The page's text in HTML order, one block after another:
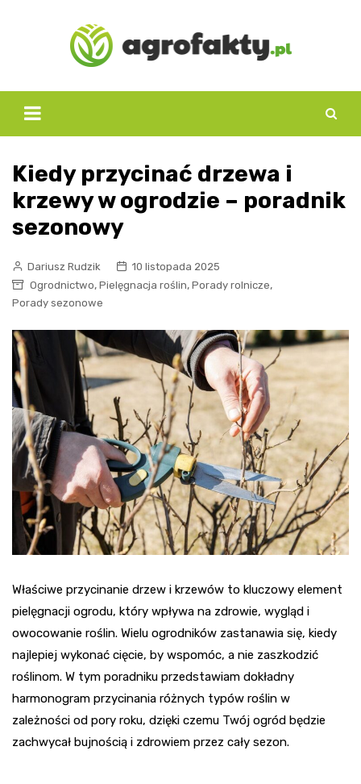
Kiedy przycinać drzewa i
krzewy w ogrodzie – poradnik
sezonowy
Dariusz Rudzik
10 listopada 2025
Ogrodnictwo, Pielęgnacja roślin, Porady rolnicze,
Porady sezonowe
Właściwe przycinanie drzew i krzewów to kluczowy element
pielęgnacji ogrodu, który wpływa na zdrowie, wygląd i
owocowanie roślin. Wielu ogrodników zastanawia się, kiedy
najlepiej wykonać cięcie, by wspomóc, a nie zaszkodzić
roślinom. W tym poradniku przedstawiam dokładny
harmonogram przycinania różnych typów roślin w
zależności od pory roku, dzięki czemu Twój ogród będzie
zachwycał bujnością i zdrowiem przez cały sezon.